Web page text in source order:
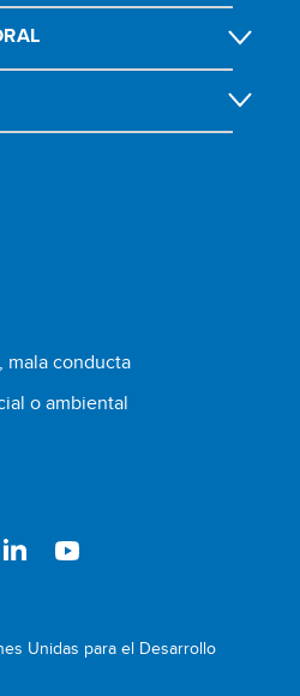
mala conducta
o ambiental
Unidas para el Desarrollo